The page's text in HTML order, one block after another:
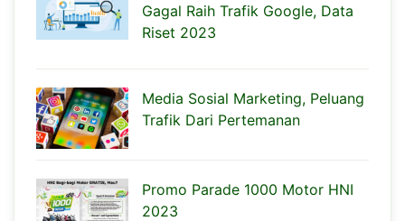
Gagal Raih Trafik Google, Data
Riset 2023
Media Sosial Marketing, Peluang
Trafik Dari Pertemanan
Promo Parade 1000 Motor HNI
2023